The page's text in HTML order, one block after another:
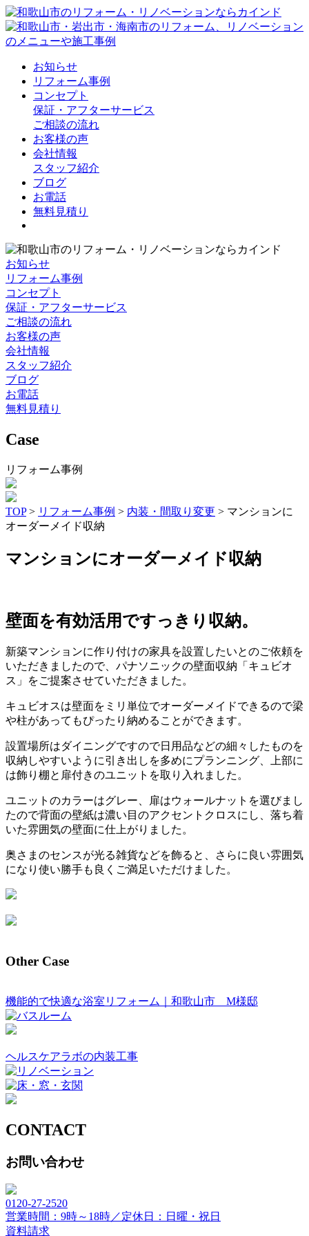
お知らせ
リフォーム事例
コンセプト
保証・アフターサービス
ご相談の流れ
お客様の声
会社情報
スタッフ紹介
ブログ
お電話
無料見積り
お知らせ
リフォーム事例
コンセプト
保証・アフターサービス
ご相談の流れ
お客様の声
会社情報
スタッフ紹介
ブログ
お電話
無料見積り
Case
リフォーム事例
TOP> リフォーム事例 > 内装・間取り変更 > マンションに
オーダーメイド収納
マンションにオーダーメイド収納
壁面を有効活用ですっきり収納。
新築マンションに作り付けの家具を設置したいとのご依頼を
いただきましたので、パナソニックの壁面収納「キュビオ
ス」をご提案させていただきました。
キュビオスは壁面をミリ単位でオーダーメイドできるので梁
や柱があってもぴったり納めることができます。
設置場所はダイニングですので日用品などの細々したものを
収納しやすいように引き出しを多めにプランニング、上部に
は飾り棚と扉付きのユニットを取り入れました。
ユニットのカラーはグレー、扉はウォールナットを選びまし
たので背面の壁紙は濃い目のアクセントクロスにし、落ち着
いた雰囲気の壁面に仕上がりました。
奥さまのセンスが光る雑貨などを飾ると、さらに良い雰囲気
になり使い勝手も良くご満足いただけました。
Other Case
機能的で快適な浴室リフォーム｜和歌山市 M様邸
ヘルスケアラボの内装工事
CONTACT
お問い合わせ
0120-27-2520
営業時間：9時～18時／定休日：日曜・祝日
資料請求